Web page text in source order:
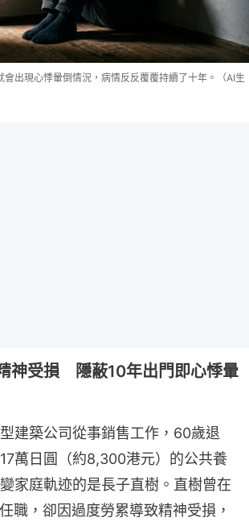
會出現心悸暈倒情況，病情反反覆覆持續了十年。（AI生
神受損 隱蔽10年出門即心悸暈
建築公司從事銷售工作，60歲退
萬日圓（約8,300港元）的公共養
家庭軌迹的是長子直樹。直樹曾在
職，卻因過度勞累導致精神受損，